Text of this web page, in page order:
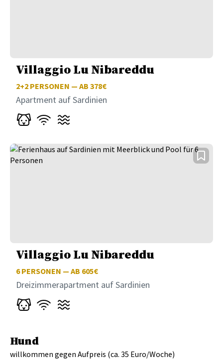
Villaggio Lu Nibareddu
2+2 PERSONEN — AB 378€
Apartment auf Sardinien
Villaggio Lu Nibareddu
6PERSONEN — AB 605€
Dreizimmerapartment auf Sardinien
Hund
willkommen gegen Aufpreis (ca. 35 Euro/Woche)